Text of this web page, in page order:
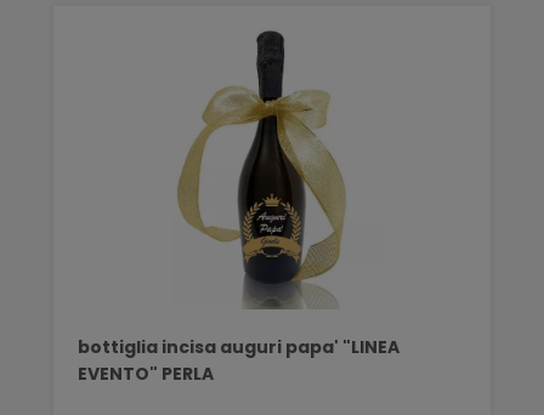
bottiglia incisa auguri papa' "LINEA
EVENTO" PERLA